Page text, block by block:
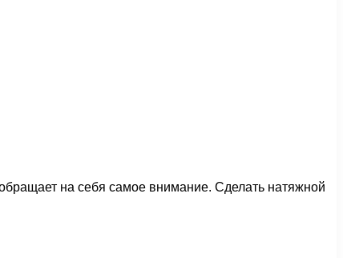
на себя самое внимание. Сделать натяжной